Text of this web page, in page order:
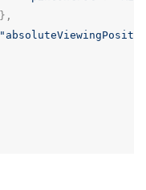
},